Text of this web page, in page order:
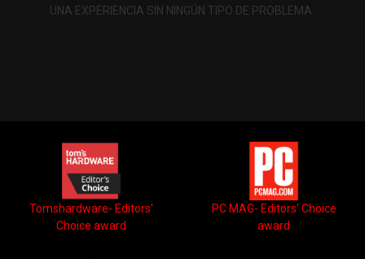
UNA EXPERIENCIA SIN NINGÚN TIPO DE PROBLEMA.
Tomshardware- Editors'
Choice award
PC MAG- Editors' Choice
award